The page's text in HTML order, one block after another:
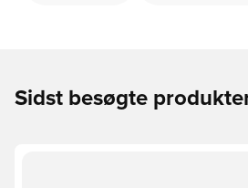
Sidst besøgte